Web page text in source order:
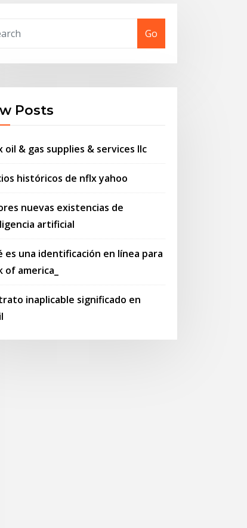
Go
Posts
oil & gas supplies & services llc
históricos de nflx yahoo
nuevas existencias de
artificial
es una identificación en línea para
of america_
inaplicable significado en